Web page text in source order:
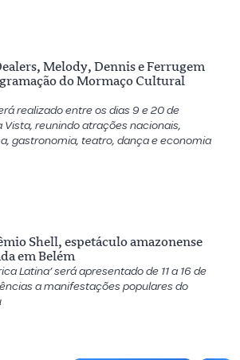
Melody, Dennis e Ferrugem
do Mormaço Cultural
realizado entre os dias 9 e 20 de
reunindo atrações nacionais,
gastronomia, teatro, dança e economia
Shell, espetáculo amazonense
em Belém
Latina’ será apresentado de 11 a 16 de
a manifestações populares do